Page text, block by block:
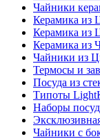
Чайники
Керамика из
Керамика из
Керамика из
Чайники из
Термосы и
Посуда из
Типоты
Наборы
Чайники с